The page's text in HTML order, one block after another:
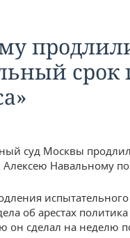
срок
суд Москвы
Навальному по
об арестах
он сделал на неделю